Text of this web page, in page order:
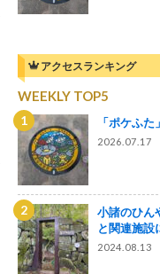
アクセスランキング
WEEKLY TOP5
「ポケふ
2026.07.17
小諸のひん
と関連施設
2024.08.13